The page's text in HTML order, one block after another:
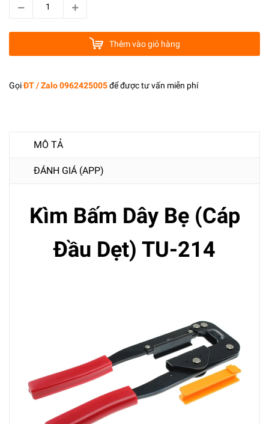
Thêm vào giỏ hàng
GọiĐT / Zalo 0962425005để được tư vấn miễn phí
MÔ TẢ
ĐÁNH GIÁ (APP)
Kìm Bấm Dây Bẹ (Cáp
Đầu Dẹt) TU-214